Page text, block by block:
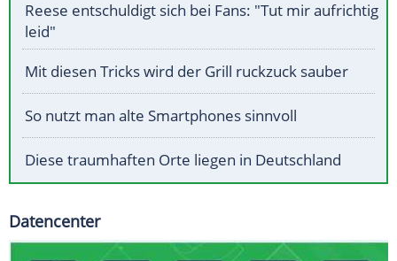
Reese entschuldigt sich bei Fans: "Tut mir aufrichtig
leid"
Mit diesen Tricks wird der Grill ruckzuck sauber
So nutzt man alte Smartphones sinnvoll
Diese traumhaften Orte liegen in Deutschland
Datencenter